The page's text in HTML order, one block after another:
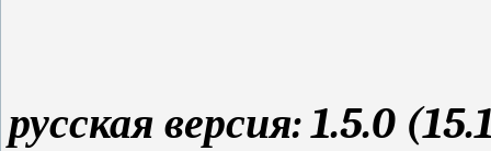
русская версия: 1.5.0